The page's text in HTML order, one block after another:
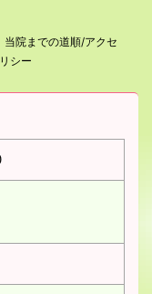
当院までの道順/アクセ
シー